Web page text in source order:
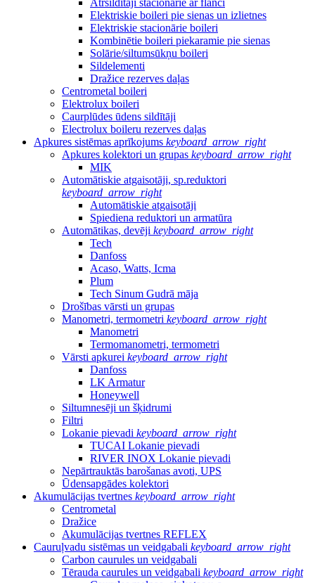
Ātrsildītāji stacionārie ar flanci
Elektriskie boileri pie sienas un izlietnes
Elektriskie stacionārie boileri
Kombinētie boileri piekaramie pie sienas
Solārie/siltumsūkņu boileri
Sildelementi
Dražice rezerves daļas
Centrometal boileri
Elektrolux boileri
Caurplūdes ūdens sildītāji
Electrolux boileru rezerves daļas
Apkures sistēmas aprīkojums keyboard_arrow_right
Apkures kolektori un grupas keyboard_arrow_right
MIK
Automātiskie atgaisotāji, sp.reduktori
keyboard_arrow_right
Automātiskie atgaisotāji
Spiediena reduktori un armatūra
Automātikas, devēji keyboard_arrow_right
Tech
Danfoss
Acaso, Watts, Icma
Plum
Tech Sinum Gudrā māja
Drošības vārsti un grupas
Manometri, termometri keyboard_arrow_right
Manometri
Termomanometri, termometri
Vārsti apkurei keyboard_arrow_right
Danfoss
LK Armatur
Honeywell
Siltumnesēji un šķidrumi
Filtri
Lokanie pievadi keyboard_arrow_right
TUCAI Lokanie pievadi
RIVER INOX Lokanie pievadi
Nepārtrauktās barošanas avoti, UPS
Ūdensapgādes kolektori
Akumulācijas tvertnes keyboard_arrow_right
Centrometal
Dražice
Akumulācijas tvertnes REFLEX
Cauruļvadu sistēmas un veidgabali keyboard_arrow_right
Carbon caurules un veidgabali
Tērauda caurules un veidgabali keyboard_arrow_right